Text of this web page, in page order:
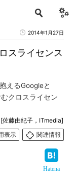
2014年1月27日
スライセンス
えるGoogleと
クロスライセン
[佐藤由紀子，ITmedia]
表示
関連情報
Hatena